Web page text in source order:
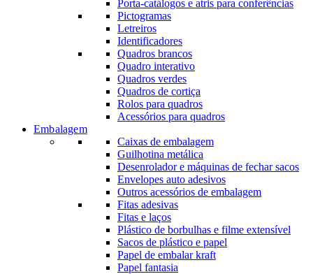
Porta-catálogos e atris para conferências
Pictogramas
Letreiros
Identificadores
Quadros brancos
Quadro interativo
Quadros verdes
Quadros de cortiça
Rolos para quadros
Acessórios para quadros
Embalagem
Caixas de embalagem
Guilhotina metálica
Desenrolador e máquinas de fechar sacos
Envelopes auto adesivos
Outros acessórios de embalagem
Fitas adesivas
Fitas e laços
Plástico de borbulhas e filme extensível
Sacos de plástico e papel
Papel de embalar kraft
Papel fantasia